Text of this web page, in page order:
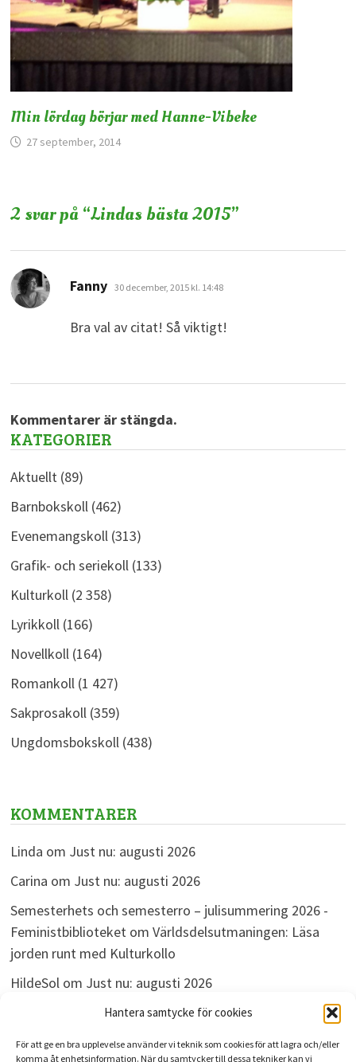
Hantera samtycke för cookies
För att ge en bra upplevelse använder vi teknik som cookies för att lagra och/eller
komma åt enhetsinformation. När du samtycker till dessa tekniker kan vi
Min lördag börjar med Hanne-Vibeke
27 september, 2014
2 svar på “Lindas bästa 2015”
Fanny skriver:
30 december, 2015 kl. 14:48
Bra val av citat! Så viktigt!
Kommentarer är stängda.
KATEGORIER
Aktuellt(89)
Barnbokskoll(462)
Evenemangskoll(313)
Grafik- och seriekoll(133)
Kulturkoll(2 358)
Lyrikkoll(166)
Novellkoll(164)
Romankoll(1 427)
Sakprosakoll(359)
Ungdomsbokskoll(438)
KOMMENTARER
Linda om Just nu: augusti 2026
Carina om Just nu: augusti 2026
Semesterhets och semesterro – julisummering 2026 -
Feministbiblioteketom Världsdelsutmaningen: Läsa
jorden runt med Kulturkollo
HildeSolom Just nu: augusti 2026
omJust nu: augusti 2026